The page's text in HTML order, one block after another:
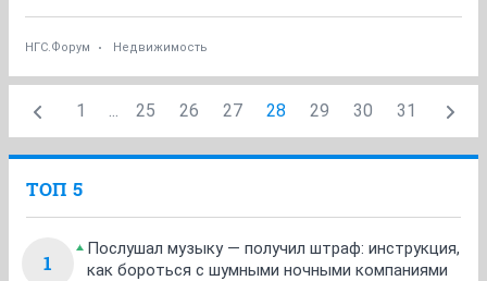
НГС.Форум Недвижимость
1 ... 25 26 27 28 29 30 31
ТОП 5
1
Послушал музыку — получил штраф: инструкция,
как бороться с шумными ночными компаниями